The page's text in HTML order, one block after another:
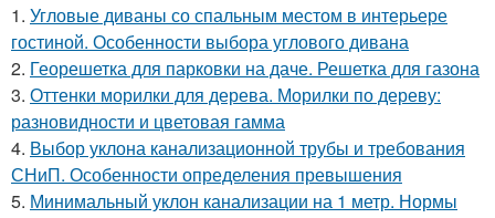
1. Угловые диваны со спальным местом в интерьере
гостиной. Особенности выбора углового дивана
2. Георешетка для парковки на даче. Решетка для газона
3. Оттенки морилки для дерева. Морилки по дереву:
разновидности и цветовая гамма
4. Выбор уклона канализационной трубы и требования
СНиП. Особенности определения превышения
5. Минимальный уклон канализации на 1 метр. Нормы